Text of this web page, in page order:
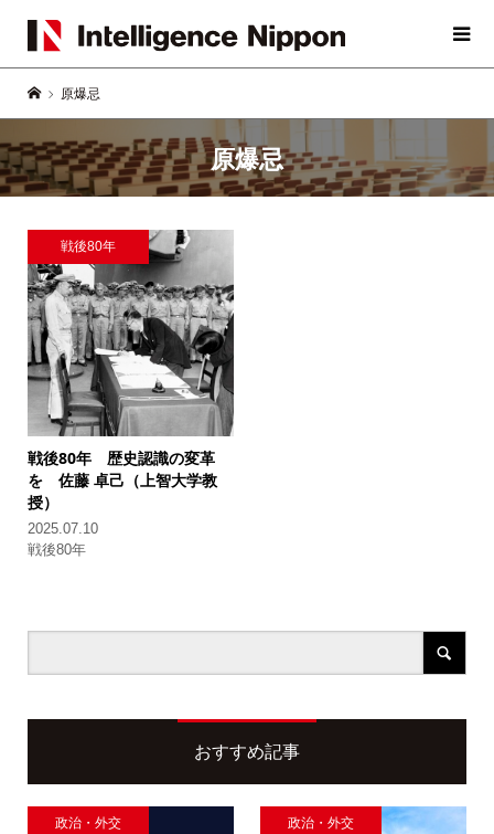
原爆忌
原爆忌
戦後80年
戦後80年 歴史認識の変革
を佐藤 卓己（上智大学教
授）
2025.07.10
戦後80年
おすすめ記事
政治・外交 政治・外交